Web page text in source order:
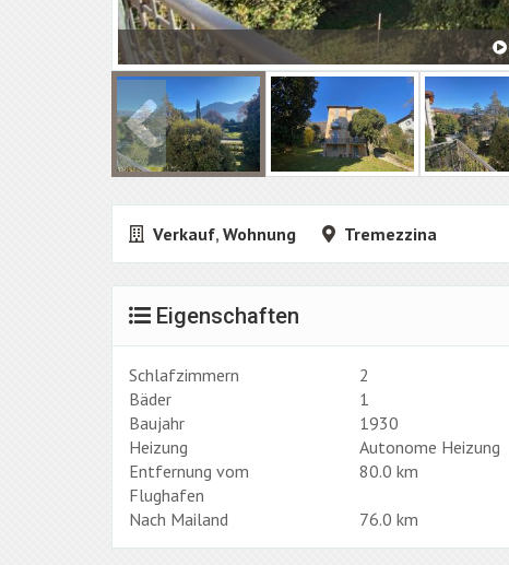
Verkauf, Wohnung Tremezzina
Eigenschaften
Schlafzimmern 2
Bäder
1
Baujahr
1930
Heizung
Autonome Heizung
Entfernung vom
Flughafen
80.0 km
Nach Mailand
76.0 km